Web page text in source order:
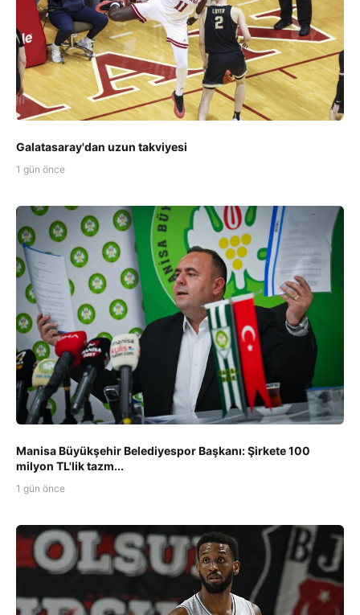
Galatasaray'dan uzun takviyesi
1 gün önce
Manisa Büyükşehir Belediyespor Başkanı: Şirkete 100
milyon TL'lik tazm...
1 gün önce